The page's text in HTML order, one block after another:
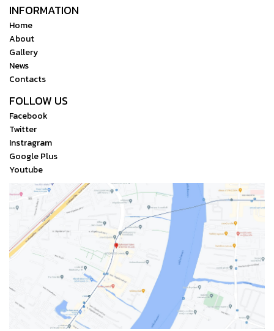
INFORMATION
Home
About
Gallery
News
Contacts
FOLLOW US
Facebook
Twitter
Instragram
Google Plus
Youtube